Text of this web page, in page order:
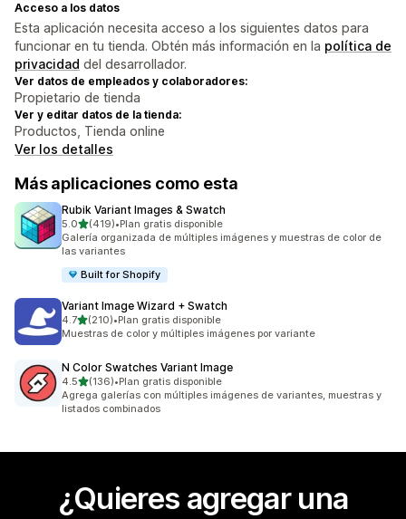
Acceso a los datos
Esta aplicación necesita acceso a los siguientes datos para
funcionar en tu tienda. Obtén más información en la política de
privacidad del desarrollador.
Ver datos de empleados y colaboradores:
Propietario de tienda
Ver y editar datos de la tienda:
Productos, Tienda online
Ver los detalles
Más aplicaciones como esta
Rubik Variant Images & Swatch
5.0de 5 estrellas
(419)
419 reseñas en total
•Plan gratis disponible
Galería organizada de múltiples imágenes y muestras de color de
las variantes
Built for Shopify
Variant Image Wizard + Swatch
4.7de 5 estrellas
(210)
210 reseñas en total
•Plan gratis disponible
Muestras de color y múltiples imágenes por variante
N Color Swatches Variant Image
4.5de 5 estrellas
(136)
136 reseñas en total
•Plan gratis disponible
Agrega galerías con múltiples imágenes de variantes, muestras y
listados combinados
¿Quieres agregar una